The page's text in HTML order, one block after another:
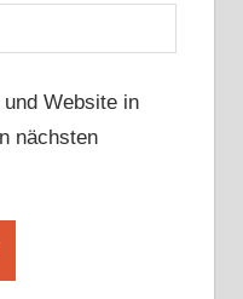
Website in
nächsten